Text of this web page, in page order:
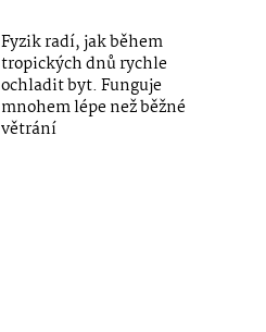
Fyzik radí, jak během
tropických dnů rychle
ochladit byt. Funguje
mnohem lépe než běžné
větrání